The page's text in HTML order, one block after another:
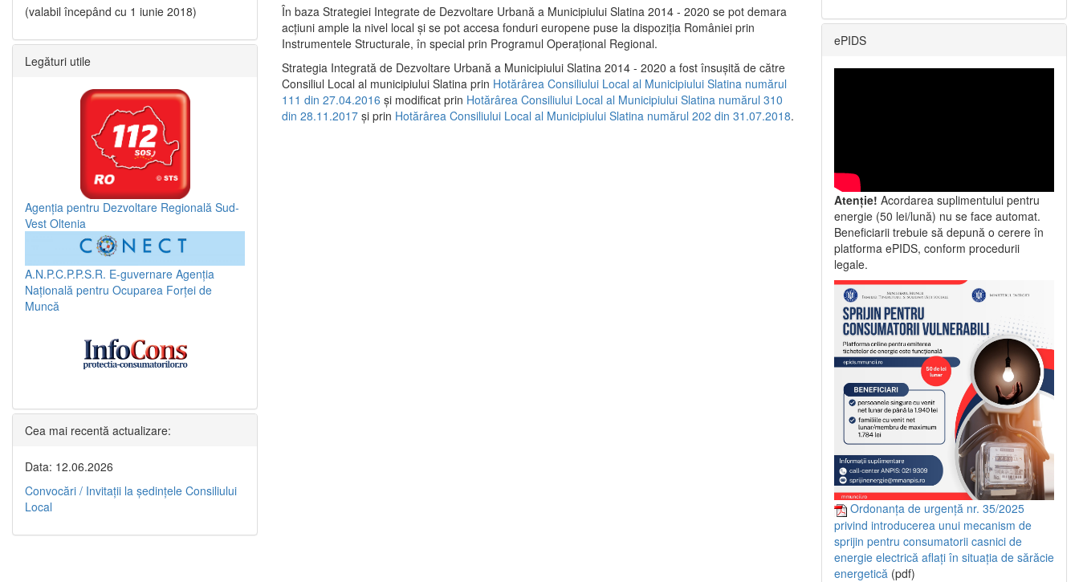
În baza Strategiei Integrate de Dezvoltare Urbană a Municipiului Slatina 2014 - 2020 se pot demara
acţiuni ample la nivel local şi se pot accesa fonduri europene puse la dispoziţia României prin
Instrumentele Structurale, în special prin Programul Operațional Regional.
Strategia Integrată de Dezvoltare Urbană a Municipiului Slatina 2014 - 2020 a fost însuşită de către
Consiliul Local al municipiului Slatina prin Hotărârea Consiliului Local al Municipiului Slatina numărul
111 din 27.04.2016 și modificat prin Hotărârea Consiliului Local al Municipiului Slatina numărul 310
din 28.11.2017 și prin Hotărârea Consiliului Local al Municipiului Slatina numărul 202 din 31.07.2018.
(valabil începând cu 1 iunie 2018)
Legături utile
Agenția pentru Dezvoltare Regională Sud-
Vest Oltenia
A.N.P.C.P.P.S.R. E-guvernare Agenția
Națională pentru Ocuparea Forței de
Muncă
Cea mai recentă actualizare:
Data: 12.06.2026
Convocări / Invitaţii la şedinţele Consiliului
Local
ePIDS
Atenție! Acordarea suplimentului pentru
energie (50 lei/lună) nu se face automat.
Beneficiarii trebuie să depună o cerere în
platforma ePIDS, conform procedurii
legale.
Ordonanța de urgență nr. 35/2025
privind introducerea unui mecanism de
sprijin pentru consumatorii casnici de
energie electrică aflați în situația de sărăcie
energetică (pdf)